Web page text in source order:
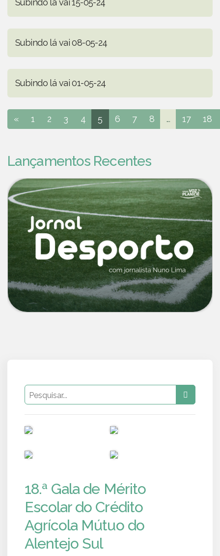
Subindo lá vai 15-05-24
Subindo lá vai 08-05-24
Subindo lá vai 01-05-24
« 1 2 3 4 5 6 7 8 ... 17 18
Lançamentos Recentes
18.ª Gala de Mérito
Escolar do Crédito
Agrícola Mútuo do
Alentejo Sul